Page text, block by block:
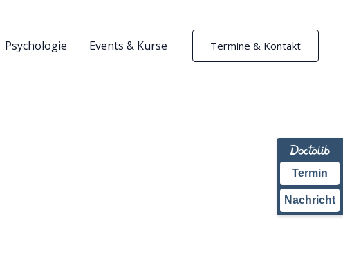
Psychologie Events & Kurse Termine & Kontakt
Termin
Nachricht